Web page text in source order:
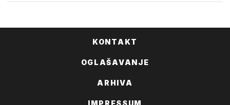
KONTAKT
OGLAŠAVANJE
ARHIVA
IMPRESSUM